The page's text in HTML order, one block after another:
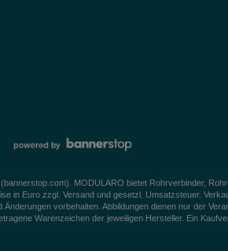
bannerstop.com). MODULARO bietet Rohrverbinder,
in Euro zzgl. Versand und gesetzl. Umsatzsteuer.
vorbehalten. Abbildungen dienen nur der
Warenzeichen der jeweiligen Hersteller. Ein